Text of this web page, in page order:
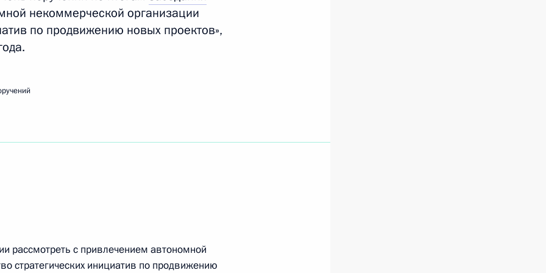
с членами Правительства
некоммерческой организации
по продвижению новых проектов»,
рассмотреть с привлечением автономной
стратегических инициатив по продвижению